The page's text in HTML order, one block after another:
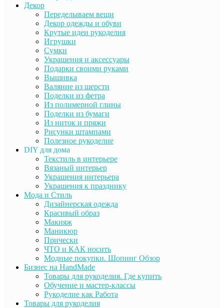
Декор
Переделываем вещи
Декор одежды и обуви
Крутые идеи рукоделия
Игрушки
Сумки
Украшения и аксессуары
Подарки своими руками
Вышивка
Валяние из шерсти
Поделки из фетра
Из полимерной глины
Поделки из бумаги
Из ниток и пряжи
Рисунки штампами
Полезное рукоделие
DIY для дома
Текстиль в интерьере
Вязаный интерьер
Украшения интерьера
Украшения к празднику
Мода и Стиль
Дизайнерская одежда
Красивый образ
Макияж
Маникюр
Прически
ЧТО и КАК носить
Модные покупки. Шопинг Обзор
Бизнес на HandMade
Товары для рукоделия. Где купить
Обучение и мастер-классы
Рукоделие как Работа
Товары для рукоделия